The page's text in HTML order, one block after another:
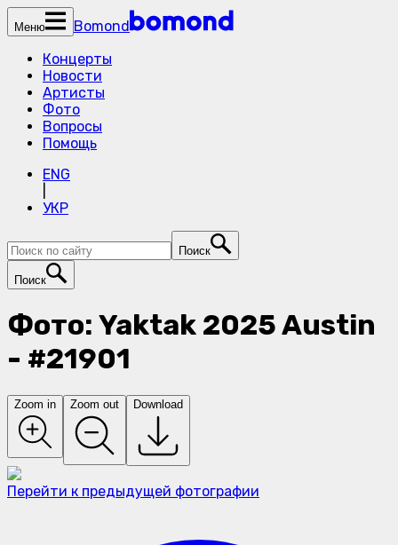
Меню
Bomond
Концерты
Новости
Артисты
Фото
Вопросы
Помощь
ENG
УКР
Поиск
Поиск
Фото: Yaktak 2025 Austin
- #21901
Zoom in Zoom out Download
Перейти к предыдущей фотографии